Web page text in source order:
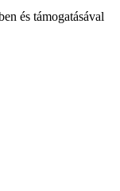
és támogatásával